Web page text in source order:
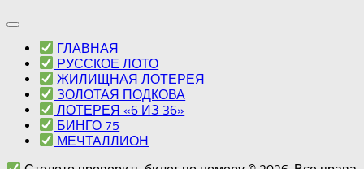
ГЛАВНАЯ
РУССКОЕ ЛОТО
ЖИЛИЩНАЯ ЛОТЕРЕЯ
ЗОЛОТАЯ ПОДКОВА
ЛОТЕРЕЯ «6 ИЗ 36»
БИНГО 75
МЕЧТАЛЛИОН